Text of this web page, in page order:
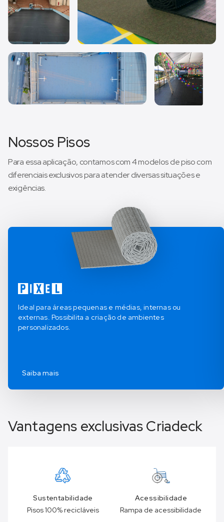
Nossos Pisos
Para essa aplicação, contamos com 4 modelos de piso com
diferenciais exclusivos para atender diversas situações e
exigências.
Ideal para áreas pequenas e médias, internas ou
externas. Possibilita a criação de ambientes
personalizados.
Saiba mais
Vantagens exclusivas Criadeck
Sustentabilidade
Pisos 100% recicláveis
Acessibilidade
Rampa de acessibilidade